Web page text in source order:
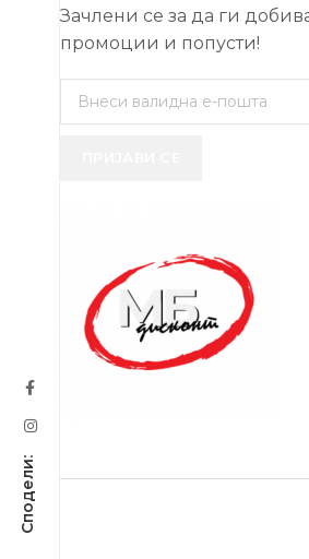
Зачлени се за да ги
промоции и попусти!